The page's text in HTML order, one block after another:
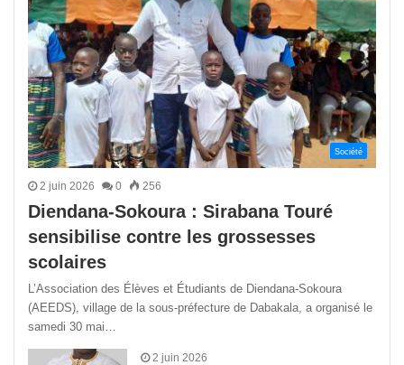
Société
2 juin 2026 0 256
Diendana-Sokoura : Sirabana Touré
sensibilise contre les grossesses
scolaires
L’Association des Élèves et Étudiants de Diendana-Sokoura
(AEEDS), village de la sous-préfecture de Dabakala, a organisé le
samedi 30 mai…
2 juin 2026